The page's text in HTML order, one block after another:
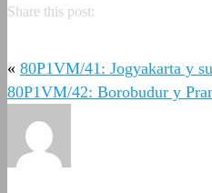
Share this post:
« 80P1VM/41: Jogyakarta y
80P1VM/42: Borobudur y